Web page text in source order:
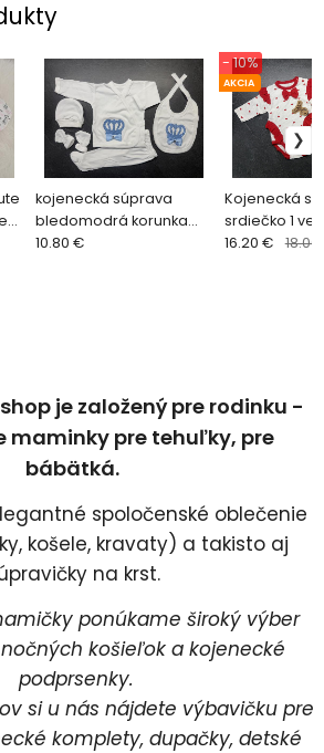
kojenecká súprava
bledomodrá korunka
veľ. cca 62
10.80 €
Kojenecká
srdiečko 1
mesiac
AKCIA
- 10%
16.20 €
je založený pre rodinku -
maminky pre tehuľky, pre
bábätká.
spoločenské oblečenie
košele, kravaty) a takisto aj
na krst.
ponúkame široký výber
košieľok a kojenecké
podprsenky.
si u nás nájdete výbavičku pre
komplety, dupačky, detské